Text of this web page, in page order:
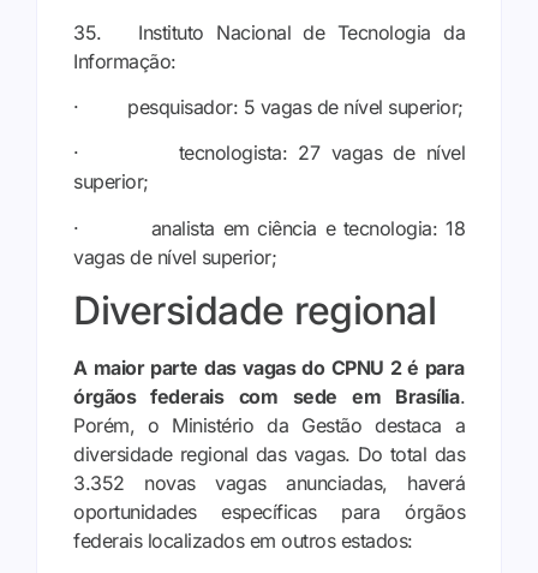
35. Instituto Nacional de Tecnologia da
Informação:
· pesquisador: 5 vagas de nível superior;
· tecnologista: 27 vagas de nível
superior;
· analista em ciência e tecnologia: 18
vagas de nível superior;
Diversidade regional
A maior parte das vagas do CPNU 2 é para
órgãos federais com sede em Brasília.
Porém, o Ministério da Gestão destaca a
diversidade regional das vagas. Do total das
3.352 novas vagas anunciadas, haverá
oportunidades específicas para órgãos
federais localizados em outros estados: